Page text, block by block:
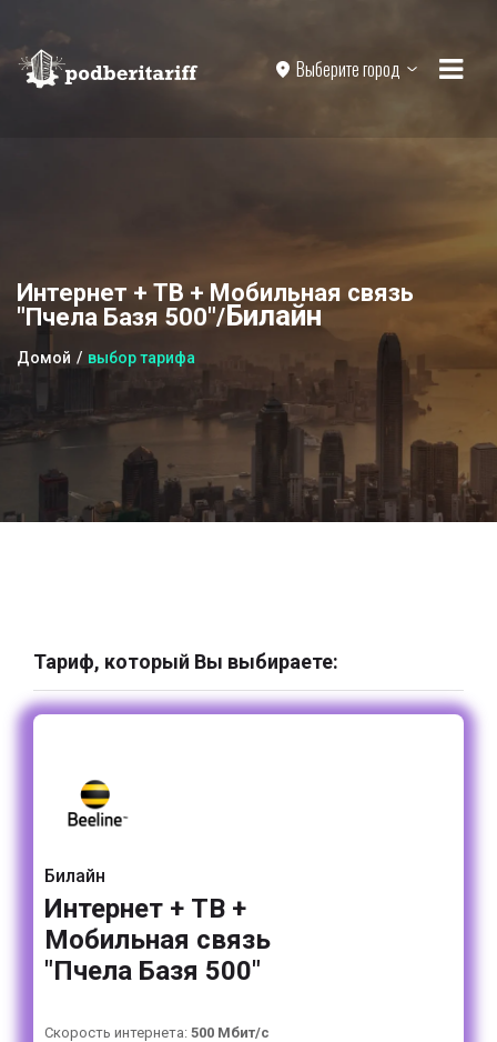
Выберите город
Интернет + ТВ + Мобильная связь
"Пчела Базя 500"/Билайн
Домой выбор тарифа
Тариф, который Вы выбираете:
Билайн
Интернет + ТВ +
Мобильная связь
"Пчела Базя 500"
Скорость интернета: 500 Мбит/с